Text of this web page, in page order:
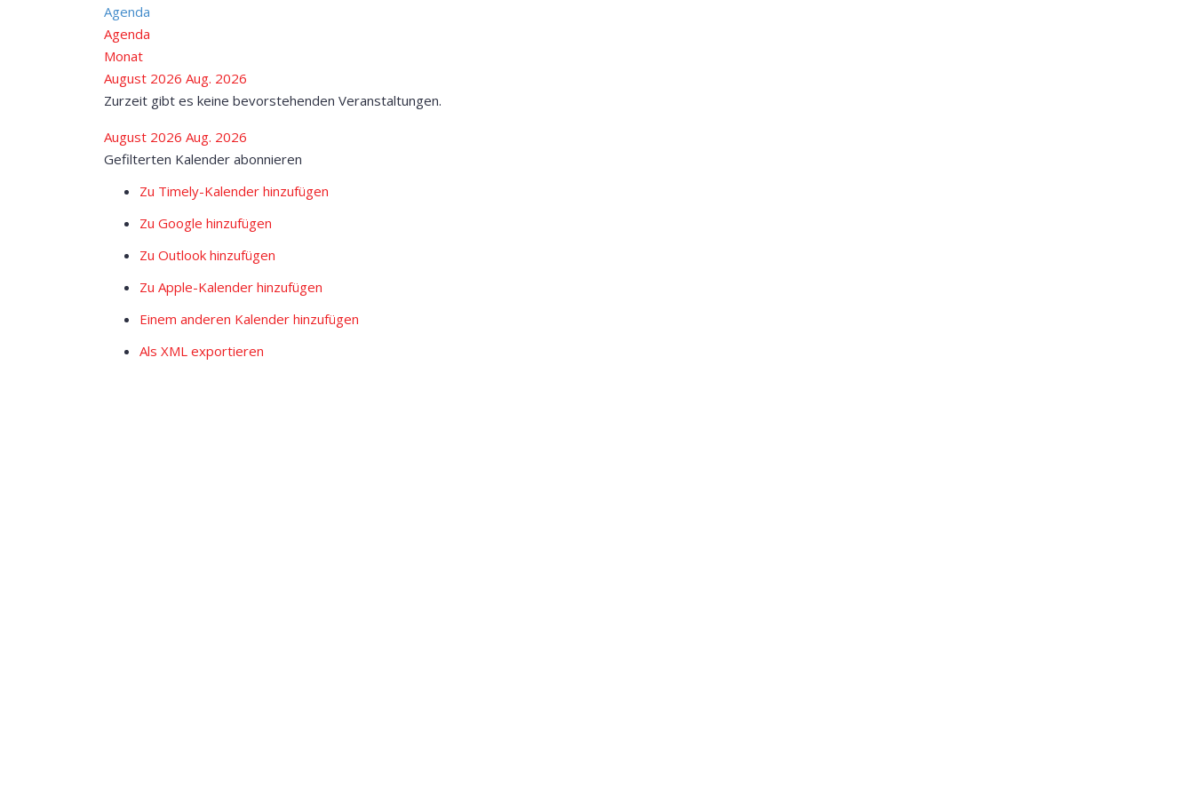
Agenda
Agenda
Monat
August 2026 Aug. 2026
Zurzeit gibt es keine bevorstehenden Veranstaltungen.
August 2026 Aug. 2026
Gefilterten Kalender abonnieren
Zu Timely-Kalender hinzufügen
Zu Google hinzufügen
Zu Outlook hinzufügen
Zu Apple-Kalender hinzufügen
Einem anderen Kalender hinzufügen
Als XML exportieren